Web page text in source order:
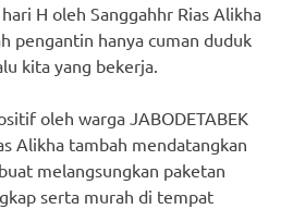
H oleh Sanggahhr Rias Alikha
pengantin hanya cuman duduk
kita yang bekerja.
oleh warga JABODETABEK
Alikha tambah mendatangkan
melangsungkan paketan
serta murah di tempat